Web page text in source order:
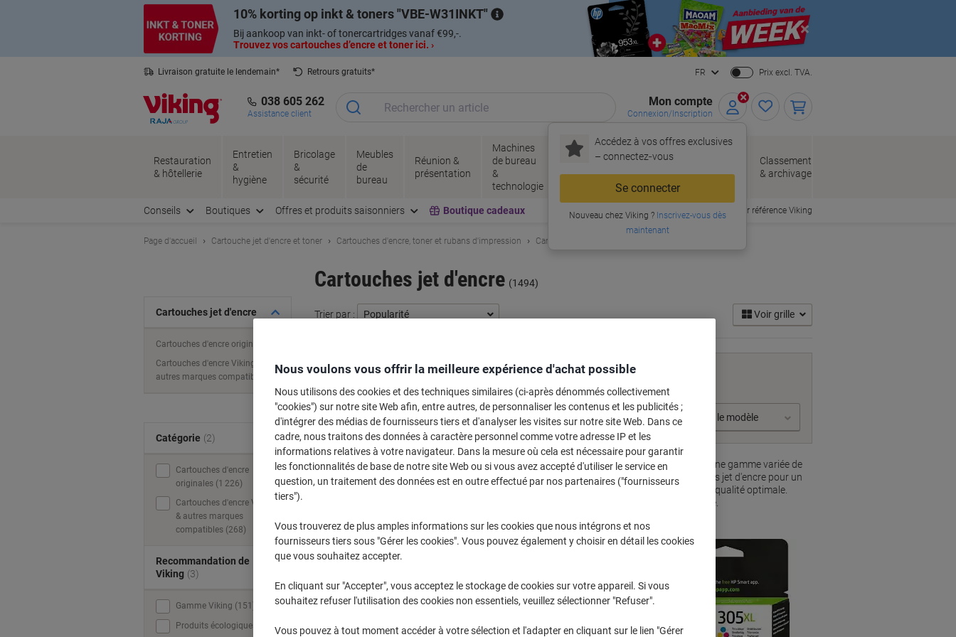
10% korting op inkt & toners VBE-W31INKT
Bij aankoop van inkt- of tonercartridges vanaf €99,-.
Trouvez vos cartouches d’encre et toner ici. ›
Close
Livraison gratuite le lendemain*
Retrours gratuits*
FR Prix excl. TVA.
038 605 262
Assistance client
Mon compte
Connexion/Inscription
Accédez à vos offres exclusives
– connectez‑vous
Se connecter
Nouveau chez Viking ?Inscrivez-vous dès
maintenant
Restauration
& hôtellerie
Entretien
&
hygiène
Bricolage
&
sécurité
Meubles
de
bureau
Réunion &
présentation
Machines
de bureau
&
technologie
Encres
Papier,
enveloppes
&
emballage
de bureau
Classement
& archivage
Conseils Boutiques Offres et produits saisonniers Boutique cadeaux Commander par référence Viking
Page d'accueil Cartouche jet d'encre et toner Cartouches d'encre, toner et rubans d'impression Cartouches jet d'encre
Cartouches jet d'encre (1494)
Trier par : Voir grille
Moteur de recherche cartouches et toners
Sélectionnez votre imprimante et trouvez l'encre adaptée à votre machine
Sélectionner la marque Sélectionner la gamme Sélectionner le modèle
Bienvenue dans notre sélection de cartouches imprimante jet d'encre, où vous découvrirez une gamme variée de
solutions pour répondre à tous vos besoins d'impression. Que vous cherchiez des cartouches jet d'encre pour un
usage domestique ou professionnel, explorez nos options pour garantir des impressions de qualité optimale.
Profitez d'une expérience d'achat fluide et trouvez la cartouche idéale pour votre imprimante.
PRICE
Catégorie (2)
Cartouches d'encre
originales (1 226)
Cartouches d'encre Viking
& autres marques
compatibles (268)
Recommandation de
Viking (3)
Gamme Viking (151)
Produits écologiques (132)
Cartouches jet d'encre
Cartouches d'encre originales
Cartouches d'encre Viking &
autres marques compatibles
Nous voulons vous offrir la meilleure expérience d'achat possible
Nous utilisons des cookies et des techniques similaires (ci-après dénommés collectivement
"cookies") sur notre site Web afin, entre autres, de personnaliser les contenus et les publicités ;
d'intégrer des médias de fournisseurs tiers et d'analyser les visites sur notre site Web. Dans ce
cadre, nous traitons des données à caractère personnel comme votre adresse IP et les
informations relatives à votre navigateur. Dans la mesure où cela est nécessaire pour garantir
les fonctionnalités de base de notre site Web ou si vous avez accepté d'utiliser le service en
question, un traitement des données est en outre effectué par nos partenaires ("fournisseurs
tiers").
Vous trouverez de plus amples informations sur les cookies que nous intégrons et nos
fournisseurs tiers sous "Gérer les cookies". Vous pouvez également y choisir en détail les cookies
que vous souhaitez accepter.
En cliquant sur "Accepter", vous acceptez le stockage de cookies sur votre appareil. Si vous
souhaitez refuser l'utilisation des cookies non essentiels, veuillez sélectionner "Refuser".
Vous pouvez à tout moment accéder à votre sélection et l'adapter en cliquant sur le lien "Gérer